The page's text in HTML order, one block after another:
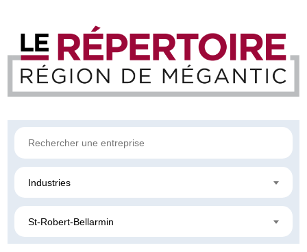
Industries
St-Robert-Bellarmin